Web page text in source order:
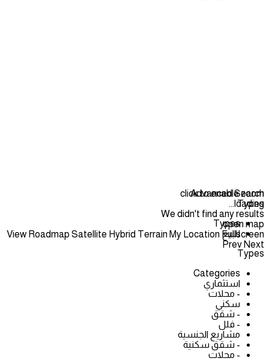
click to enable zoom
loading...
We didn't find any results
open map
View Roadmap Satellite Hybrid Terrain My Location Fullscreen
Prev Next
Advanced Search
Types
Types
للبيع
Types
Categories
استثماري
- محلات
سكني
- شقق
- فلل
مشاريع الجنسية
- شقق سكنية
- محلات